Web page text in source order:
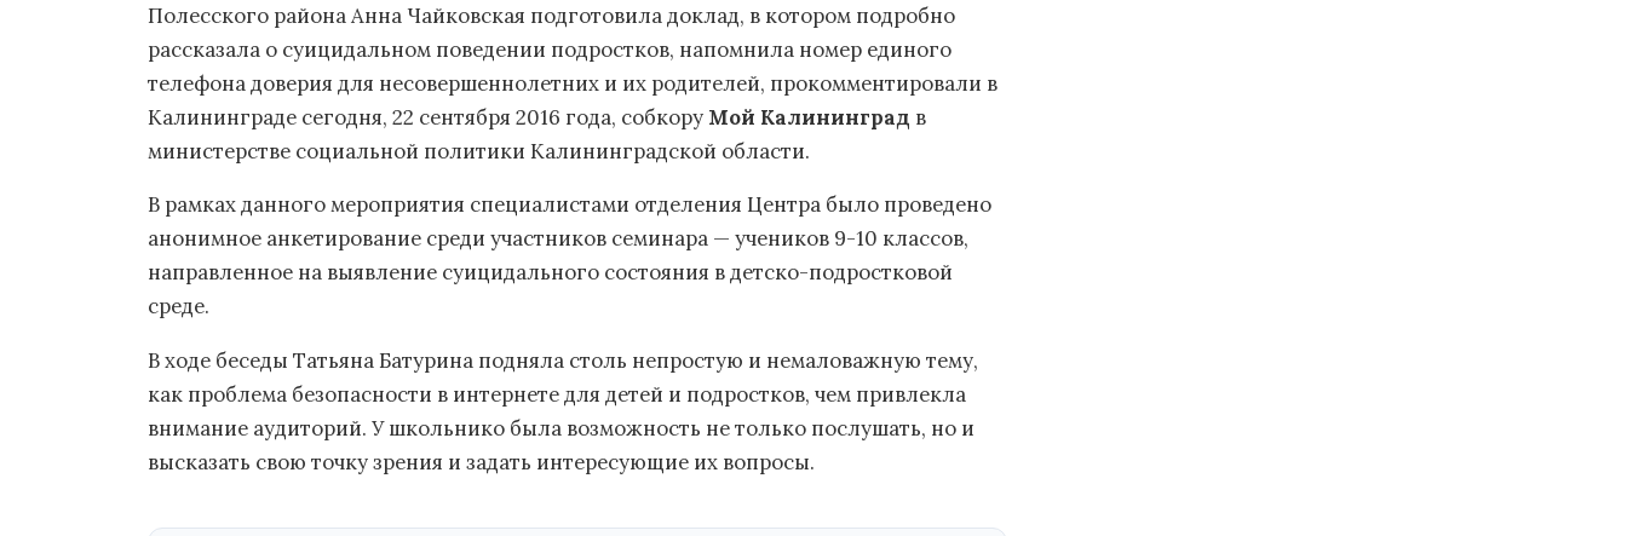
Полесского района Анна Чайковская подготовила доклад, в котором подробно
рассказала о суицидальном поведении подростков, напомнила номер единого
телефона доверия для несовершеннолетних и их родителей, прокомментировали в
Калининграде сегодня, 22 сентября 2016 года, собкору Мой Калининград в
министерстве социальной политики Калининградской области.
В рамках данного мероприятия специалистами отделения Центра было проведено
анонимное анкетирование среди участников семинара — учеников 9-10 классов,
направленное на выявление суицидального состояния в детско-подростковой
среде.
В ходе беседы Татьяна Батурина подняла столь непростую и немаловажную тему,
как проблема безопасности в интернете для детей и подростков, чем привлекла
внимание аудиторий. У школьнико была возможность не только послушать, но и
высказать свою точку зрения и задать интересующие их вопросы.